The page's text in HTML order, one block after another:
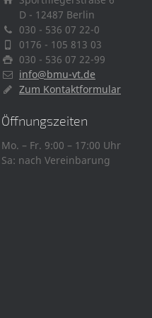
D - 12487 Berlin
030 - 536 07 22-0
0176 - 105 813 03
030 - 536 07 22-99
info@bmu-vt.de
Zum Kontaktformular
Öffnungszeiten
Mo. – Fr. 9:00 – 17:00 Uhr
Sa: nach Vereinbarung